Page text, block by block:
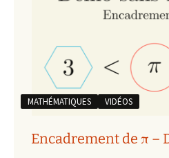
MATHÉMATIQUES VIDÉOS
Encadrement de π –